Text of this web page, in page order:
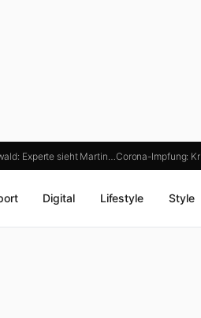
Experte sieht Martin… Corona-Impfung:
Digital Lifestyle Style